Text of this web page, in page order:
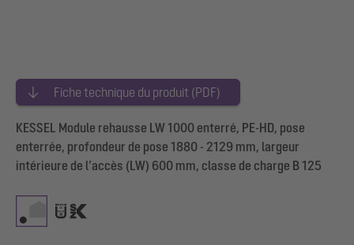
Fiche technique du produit (PDF)
KESSEL Module rehausse LW 1000 enterré, PE-HD, pose
enterrée, profondeur de pose 1880 - 2129 mm, largeur
intérieure de l’accès (LW) 600 mm, classe de charge B 125